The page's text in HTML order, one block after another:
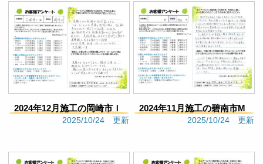
っただけに、すごく感謝していました。その後のア
フターフォローが残念すぎた。結局契約すればそれ
で良しなのでしょうか？忙しいのは分かりますが、
担当のミスで再度依頼しても謝る言葉も無かった事
にとても違和感を感じます。あとは色のバリエーシ
ョンを決める時に、納期があまり無かったのもある
が「できる」と言われ、依頼したはずの内容がはず
された。できる事なら最終確認して欲しかったで
とも言えない気持ち。それを担当に伝えても、そう
ですかっと言う感じでややカチンときました。もう
くありません。
2024年12月施工の岡崎市Ｉ
2025/10/24 更新
2024年11月施工の碧南市M
2025/10/24 更新